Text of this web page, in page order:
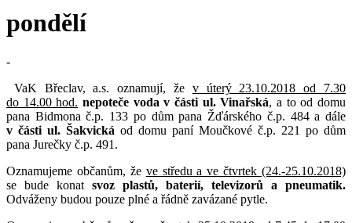
pondělí
-
VaK Břeclav, a.s. oznamují, že v úterý 23.10.2018 od 7.30
do 14.00 hod. nepoteče voda v části ul. Vinařská, a to od domu
pana Bidmona č.p. 133 po dům pana Žďárského č.p. 484 a dále
v části ul. Šakvická od domu paní Moučkové č.p. 221 po dům
pana Jurečky č.p. 491.
Oznamujeme občanům, že ve středu a ve čtvrtek (24.-25.10.2018)
se bude konat svoz plastů, baterií, televizorů a pneumatik.
Odváženy budou pouze plné a řádně zavázané pytle.